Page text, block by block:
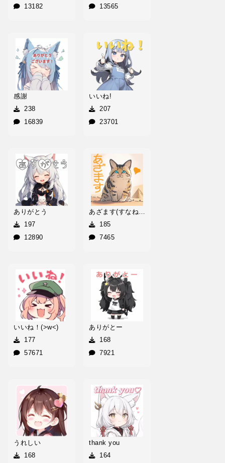
13182
13565
感謝
238
16839
いいね!
207
23701
ありがとう
197
12890
あざます(すなねこ)
185
7465
いいね！(>w<)
177
57671
ありがとー
168
7921
うれしい
168
thank you
164